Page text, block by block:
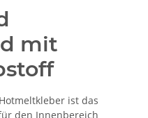
mit
ist das
den Innenbereich